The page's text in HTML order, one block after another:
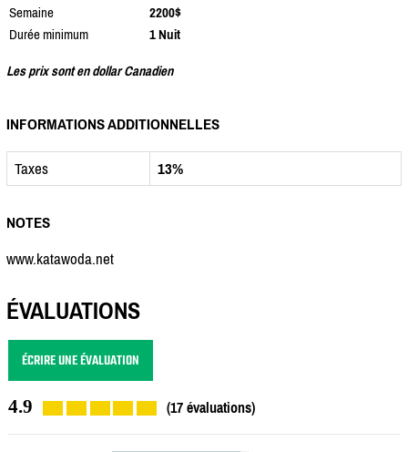
Semaine
2200$
Durée minimum
1 Nuit
Les prix sont en dollar Canadien
INFORMATIONS ADDITIONNELLES
Taxes 13%
NOTES
www.katawoda.net
ÉVALUATIONS
ÉCRIRE UNE ÉVALUATION
4.9 (17 évaluations)